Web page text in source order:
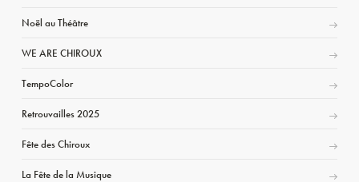
Noël au Théâtre
WE ARE CHIROUX
TempoColor
Retrouvailles 2025
Fête des Chiroux
La Fête de la Musique